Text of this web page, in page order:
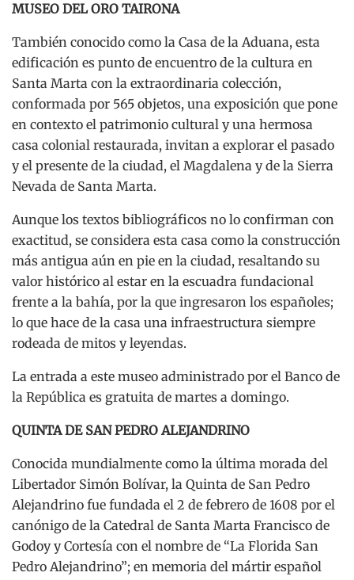
MUSEO DEL ORO TAIRONA
También conocido como la Casa de la Aduana, esta
edificación es punto de encuentro de la cultura en
Santa Marta con la extraordinaria colección,
conformada por 565 objetos, una exposición que pone
en contexto el patrimonio cultural y una hermosa
casa colonial restaurada, invitan a explorar el pasado
y el presente de la ciudad, el Magdalena y de la Sierra
Nevada de Santa Marta.
Aunque los textos bibliográficos no lo confirman con
exactitud, se considera esta casa como la construcción
más antigua aún en pie en la ciudad, resaltando su
valor histórico al estar en la escuadra fundacional
frente a la bahía, por la que ingresaron los españoles;
lo que hace de la casa una infraestructura siempre
rodeada de mitos y leyendas.
La entrada a este museo administrado por el Banco de
la República es gratuita de martes a domingo.
QUINTA DE SAN PEDRO ALEJANDRINO
Conocida mundialmente como la última morada del
Libertador Simón Bolívar, la Quinta de San Pedro
Alejandrino fue fundada el 2 de febrero de 1608 por el
canónigo de la Catedral de Santa Marta Francisco de
Godoy y Cortesía con el nombre de “La Florida San
Pedro Alejandrino”; en memoria del mártir español